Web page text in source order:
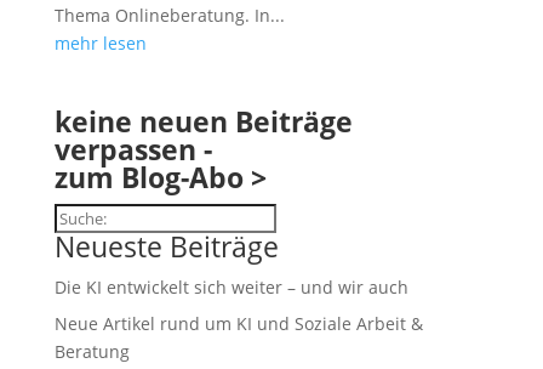
Thema Onlineberatung. In...
mehr lesen
keine neuen Beiträge
verpassen -
zum Blog-Abo >
Suchen
Neueste Beiträge
Die KI entwickelt sich weiter – und wir auch
Neue Artikel rund um KI und Soziale Arbeit &
Beratung